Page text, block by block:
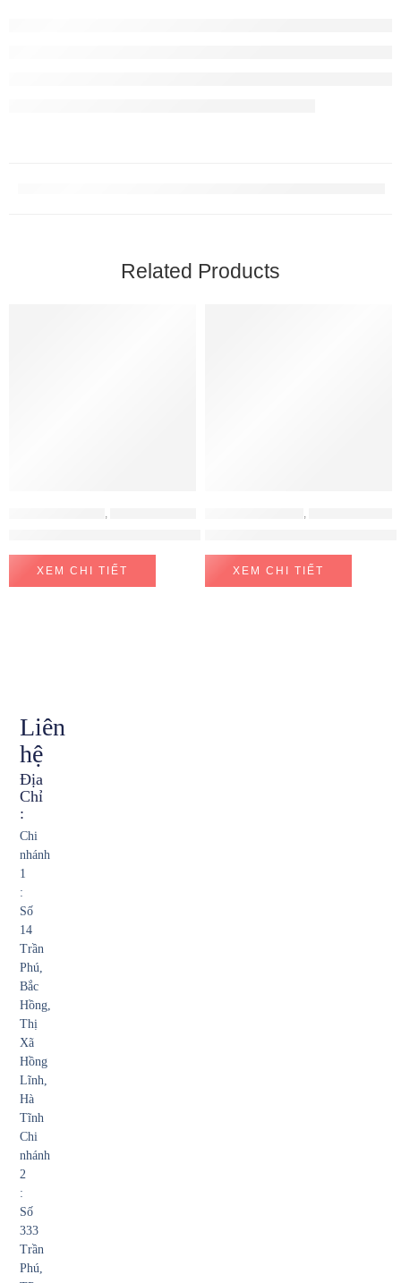
Related Products
XEM CHI TIẾT XEM CHI TIẾT
Liên
hệ
Địa
Chỉ
:
Chi
nhánh
1
:
Số
14
Trần
Phú,
Bắc
Hồng,
Thị
Xã
Hồng
Lĩnh,
Hà
Tĩnh
Chi
nhánh
2
:
Số
333
Trần
Phú,